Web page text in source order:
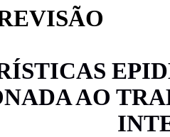
AO